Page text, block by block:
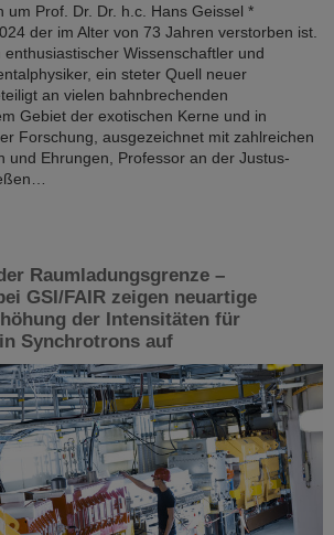
um Prof. Dr. Dr. h.c. Hans Geissel *
der im Alter von 73 Jahren verstorben ist.
Wissenschaftler und
ein steter Quell neuer
an vielen bahnbrechenden
Gebiet der exotischen Kerne und in
Forschung, ausgezeichnet mit zahlreichen
und Ehrungen, Professor an der Justus-
Raumladungsgrenze –
GSI/FAIR zeigen neuartige
der Intensitäten für
Synchrotrons auf